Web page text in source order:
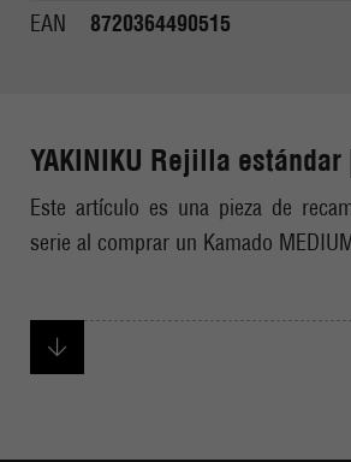
EAN
8720364490515
YAKINIKU Rejilla estándar
Este artículo es una pieza de
serie al comprar un Kamado